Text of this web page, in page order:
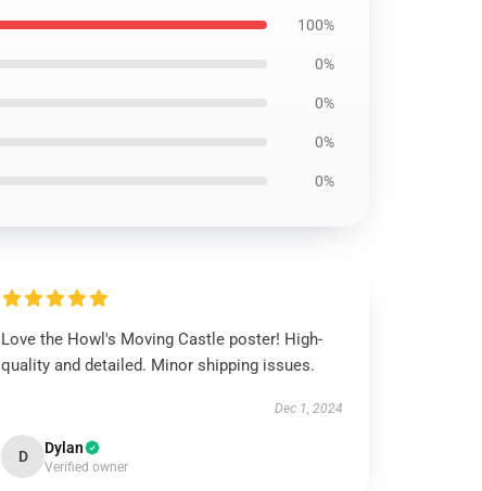
100%
0%
0%
0%
0%
Love the Howl's Moving Castle poster! High-
quality and detailed. Minor shipping issues.
Dec 1, 2024
D Dylan
Verified owner